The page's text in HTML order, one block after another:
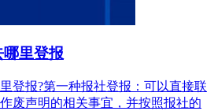
里登报
登报?第一种报社登报：可以直接联
废声明的相关事宜，并按照报社的